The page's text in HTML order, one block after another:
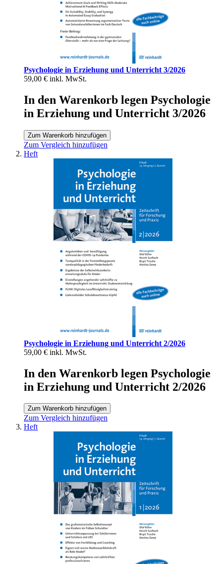
Psychologie in Erziehung und Unterricht 3/2026
59,00 € inkl. MwSt.
In den Warenkorb legen Psychologie
in Erziehung und Unterricht 3/2026
Zum Warenkorb hinzufügen
Zum Vergleich hinzufügen
Heft
Psychologie in Erziehung und Unterricht 2/2026
59,00 € inkl. MwSt.
In den Warenkorb legen Psychologie
in Erziehung und Unterricht 2/2026
Zum Warenkorb hinzufügen
Zum Vergleich hinzufügen
Heft